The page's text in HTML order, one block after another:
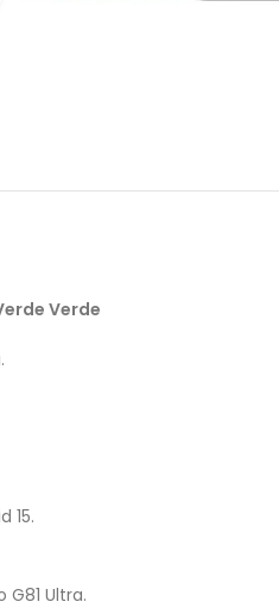
Verde
15.
G81 Ultra.